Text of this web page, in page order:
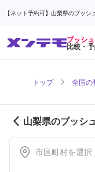
【ネット予約可】山梨県のブッ
ブッシ
比較・
トップ 全国の
山梨県のブッシ
応店舗紹介 (1ペ
市区町村を選択